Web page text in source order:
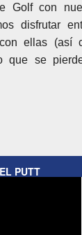
Golf con
disfrutar
ellas (así
que se
EL PUTT